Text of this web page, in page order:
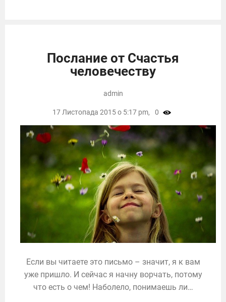
Послание от Счастья
человечеству
Если вы читаете это письмо – значит, я к вам
уже пришло. И сейчас я начну ворчать, потому
что есть о чем! Наболело, понимаешь ли…
admin
17 Листопада 2015 о 5:17 pm, 0